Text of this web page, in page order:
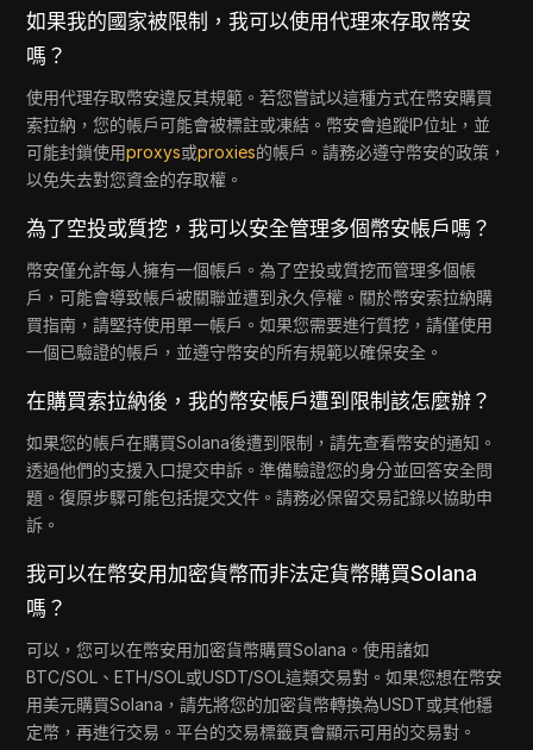
如果我的國家被限制，我可以使用代理來存取幣安
嗎？
使用代理存取幣安違反其規範。若您嘗試以這種方式在幣安購買
索拉納，您的帳戶可能會被標註或凍結。幣安會追蹤IP位址，並
可能封鎖使用proxys或proxies的帳戶。請務必遵守幣安的政策，
以免失去對您資金的存取權。
為了空投或質挖，我可以安全管理多個幣安帳戶嗎？
幣安僅允許每人擁有一個帳戶。為了空投或質挖而管理多個帳
戶，可能會導致帳戶被關聯並遭到永久停權。關於幣安索拉納購
買指南，請堅持使用單一帳戶。如果您需要進行質挖，請僅使用
一個已驗證的帳戶，並遵守幣安的所有規範以確保安全。
在購買索拉納後，我的幣安帳戶遭到限制該怎麼辦？
如果您的帳戶在購買Solana後遭到限制，請先查看幣安的通知。
透過他們的支援入口提交申訴。準備驗證您的身分並回答安全問
題。復原步驟可能包括提交文件。請務必保留交易記錄以協助申
訴。
我可以在幣安用加密貨幣而非法定貨幣購買Solana
嗎？
可以，您可以在幣安用加密貨幣購買Solana。使用諸如
BTC/SOL、ETH/SOL或USDT/SOL這類交易對。如果您想在幣安
用美元購買Solana，請先將您的加密貨幣轉換為USDT或其他穩
定幣，再進行交易。平台的交易標籤頁會顯示可用的交易對。